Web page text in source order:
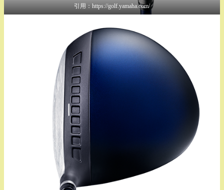
引用：https://golf.yamaha.com/